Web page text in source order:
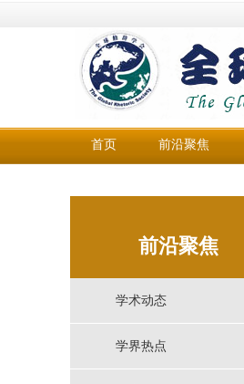
首页 前沿聚焦
前沿聚焦
学术动态
学界热点